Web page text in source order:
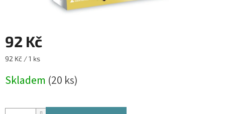
92 Kč
Měrná
92 Kč / 1 ks
Skladem (20 ks)